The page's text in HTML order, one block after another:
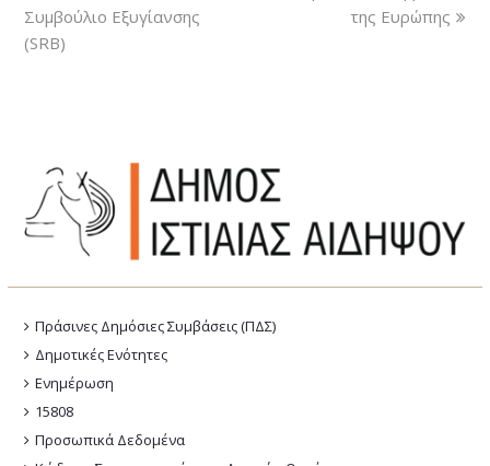
Συμβούλιο Εξυγίανσης
(SRB)
της Ευρώπης
Πράσινες Δημόσιες Συμβάσεις (ΠΔΣ)
Δημοτικές Ενότητες
Ενημέρωση
15808
Προσωπικά Δεδομένα